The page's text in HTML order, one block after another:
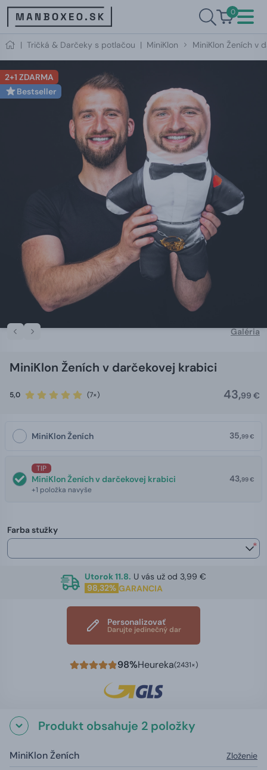
0
| Tričká & Darčeky s potlačou | MiniKlon MiniKlon Ženích v
2+1 ZDARMA
Bestseller
Galéria
MiniKlon Ženích v darčekovej krabici
5,0 (7×) 43,99 €
MiniKlon Ženích 35,99 €
TIP
MiniKlon Ženích v darčekovej krabici
+1 položka navyše
43,99 €
Farba stužky
*
Utorok 11.8. U vás už od 3,99 €
98,32% GARANCIA
Personalizovať
Darujte jedinečný dar
98%Heureka(2431×)
Produkt obsahuje 2 položky
MiniKlon Ženích Zloženie